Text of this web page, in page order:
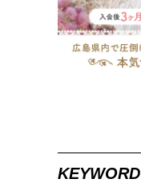
KEYWORD